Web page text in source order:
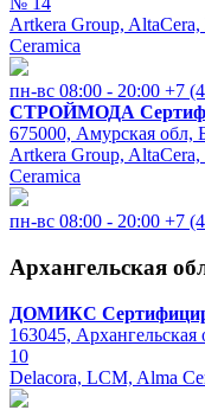
Artkera Group,
Ceramica
пн-вс 08:00 - 20:00 +7
СТРОЙМОДА
675000, Амурская обл,
Artkera Group,
Ceramica
пн-вс 08:00 - 20:00 +7
Архангельская
ДОМИКС
163045,
10
Delacora, LCM, Alma